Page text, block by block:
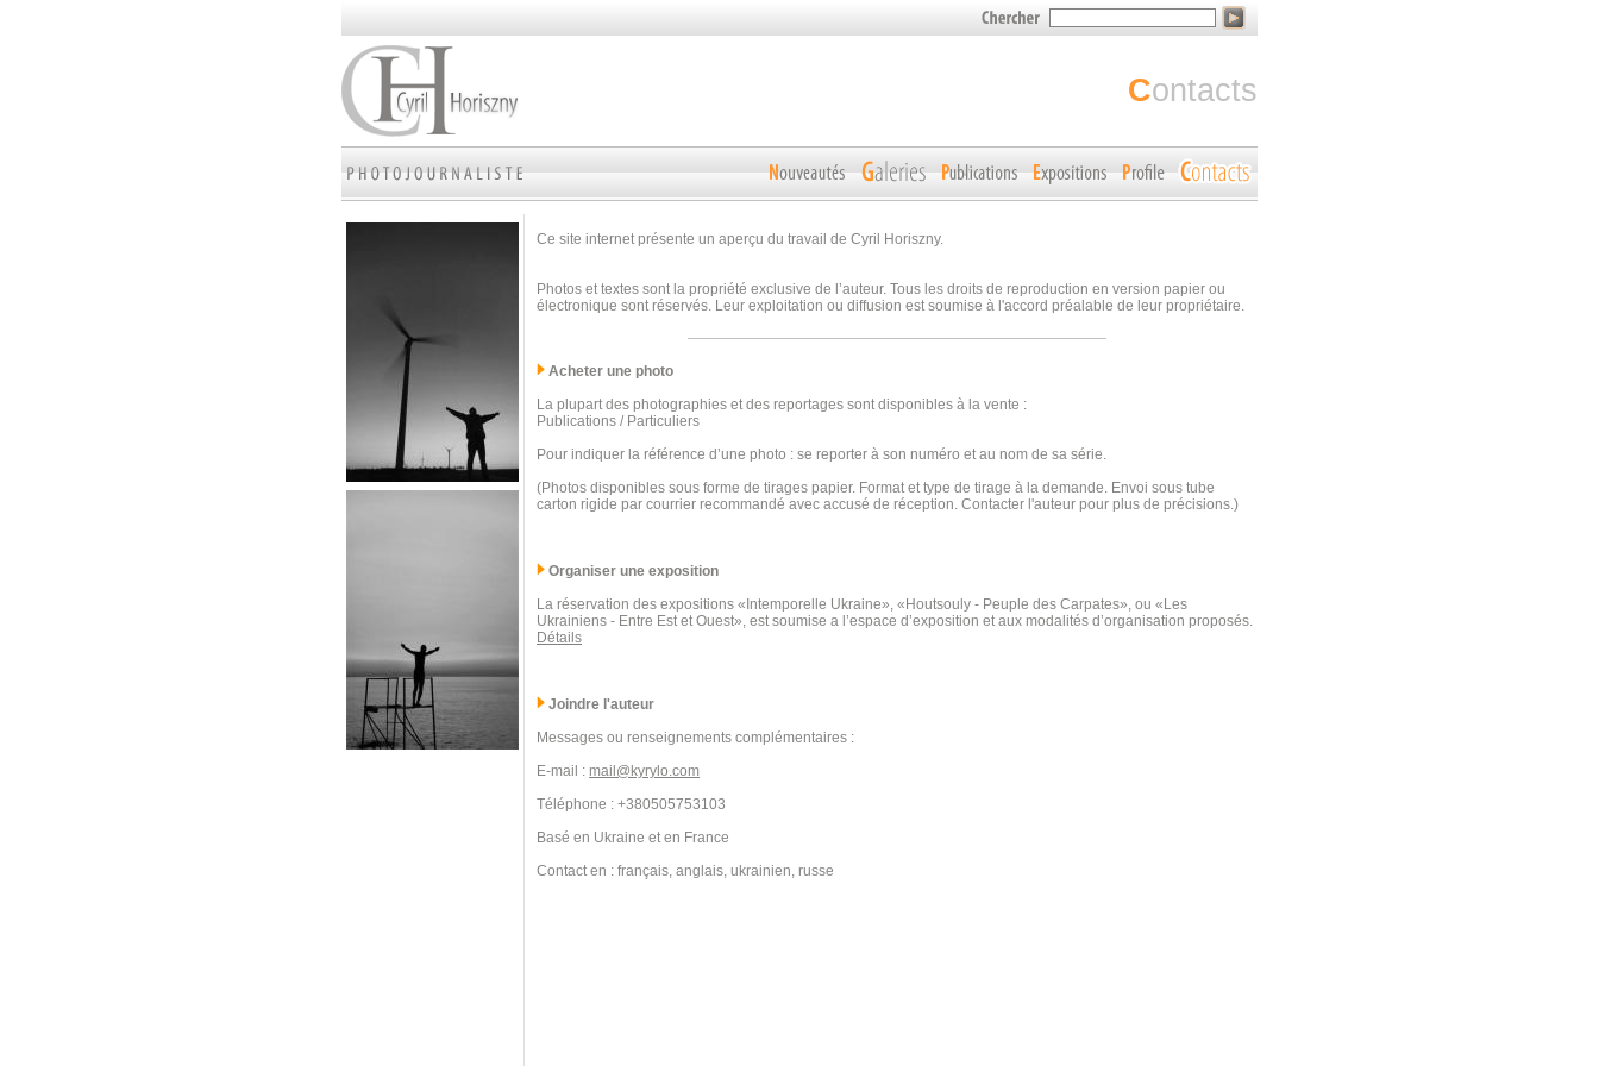
contacts
Ce site internet présente un aperçu du travail de Cyril Horiszny.
Photos et textes sont la propriété exclusive de l’auteur. Tous les droits de reproduction en version papier ou
électronique sont réservés. Leur exploitation ou diffusion est soumise à l'accord préalable de leur propriétaire.
Acheter une photo
La plupart des photographies et des reportages sont disponibles à la vente :
Publications / Particuliers
Pour indiquer la référence d’une photo : se reporter à son numéro et au nom de sa série.
(Photos disponibles sous forme de tirages papier. Format et type de tirage à la demande. Envoi sous tube
carton rigide par courrier recommandé avec accusé de réception. Contacter l'auteur pour plus de précisions.)
Organiser une exposition
La réservation des expositions «Intemporelle Ukraine», «Houtsouly - Peuple des Carpates», ou «Les
Ukrainiens - Entre Est et Ouest», est soumise a l’espace d’exposition et aux modalités d’organisation proposés.
Détails
Joindre l'auteur
Messages ou renseignements complémentaires :
E-mail : mail@kyrylo.com
Téléphone : +380505753103
Basé en Ukraine et en France
Contact en : français, anglais, ukrainien, russe